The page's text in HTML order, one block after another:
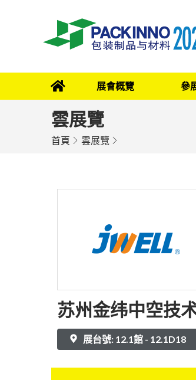
展會概覽 參
雲展覽
首頁 雲展覽
苏州金纬中空技
展台號: 12.1館 - 12.1D18